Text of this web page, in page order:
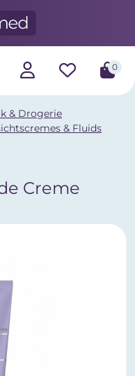
0
& Drogerie
& Fluids
Creme